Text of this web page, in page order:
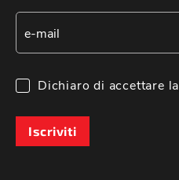
Dichiaro di accettare la
Iscriviti